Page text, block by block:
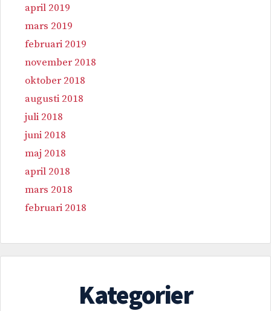
april 2019
mars 2019
februari 2019
november 2018
oktober 2018
augusti 2018
juli 2018
juni 2018
maj 2018
april 2018
mars 2018
februari 2018
Kategorier